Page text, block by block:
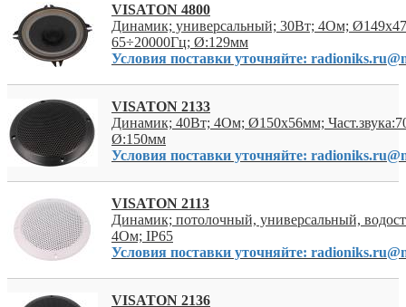
VISATON 4800
Динамик; универсальный; 30Вт; 4Ом;
65÷20000Гц; Ø:129мм
Условия поставки уточняйте:
VISATON 2133
Динамик; 40Вт; 4Ом; Ø150x56мм;
Ø:150мм
Условия поставки уточняйте:
VISATON 2113
Динамик; потолочный, универсальный,
4Ом; IP65
Условия поставки уточняйте:
VISATON 2136